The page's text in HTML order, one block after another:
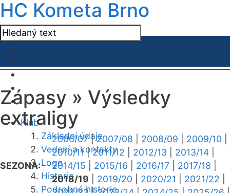
HC Kometa Brno
Klub
Základní údaje
Vedení a kontakty
Logo
Historie
Podrobná historie
Zápasy » Výsledky
extraligy
SEZONA:
2006/07|2007/08 2008/09 2009/10
2010/11|2011/12 2012/13 2013/14
2014/15
2015/16 2016/17 2017/18
2018/19
2019/20 2020/21 2021/22